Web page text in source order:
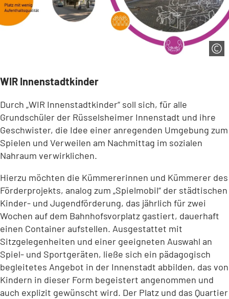
WIR Innenstadtkinder
Durch „WIR Innenstadtkinder“ soll sich, für alle
Grundschüler der Rüsselsheimer Innenstadt und ihre
Geschwister, die Idee einer anregenden Umgebung zum
Spielen und Verweilen am Nachmittag im sozialen
Nahraum verwirklichen.
Hierzu möchten die Kümmererinnen und Kümmerer des
Förderprojekts, analog zum „Spielmobil“ der städtischen
Kinder- und Jugendförderung, das jährlich für zwei
Wochen auf dem Bahnhofsvorplatz gastiert, dauerhaft
einen Container aufstellen. Ausgestattet mit
Sitzgelegenheiten und einer geeigneten Auswahl an
Spiel- und Sportgeräten, ließe sich ein pädagogisch
begleitetes Angebot in der Innenstadt abbilden, das von
Kindern in dieser Form begeistert angenommen und
auch explizit gewünscht wird. Der Platz und das Quartier